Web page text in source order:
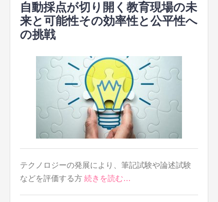
自動採点が切り開く教育現場の未
来と可能性その効率性と公平性へ
の挑戦
テクノロジーの発展により、筆記試験や論述試験
などを評価する方 続きを読む…